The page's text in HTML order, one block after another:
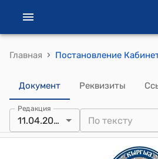
Главная ›
Документ Реквизиты
Редакция
11.04.2024